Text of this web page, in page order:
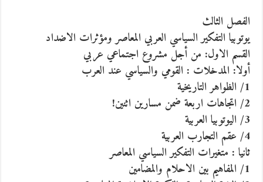
الفصل الثالث
يوتوبيا التفكير السياسي العربي المعاصر ومؤثرات الاضداد
القسم الاول: من أجل مشروع اجتماعي عربي
أولا: المدخلات : القومي والسياسي عند العرب
1/ الظواهر التاريخية
2/ اتجاهات اربعة ضمن مسارين اثنين!
3/ اليوتوبيا العربية
4/ عقم التجارب العربية
ثانيا : متغيرات التفكير السياسي المعاصر
1/ المفاهيم بين الاحلام والمضامين